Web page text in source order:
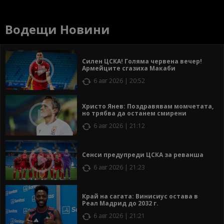
Водещи Новини
Силен ЦСКА! Голяма червена вечер!
Армейците сгазиха Макаби
6 авг 2026 | 20:52
Христо Янев: Поздравявам момчетата,
но трябва да останем смирени
6 авг 2026 | 21:12
Сенси предупреди ЦСКА за реванша
6 авг 2026 | 21:23
Край на сагата: Винисиус остава в
Реал Мадрид до 2032 г.
6 авг 2026 | 21:21